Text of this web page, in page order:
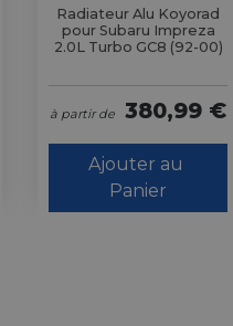
Radiateur Alu Koyorad
pour Subaru Impreza
2.0L Turbo GC8 (92-00)
à partir de 380,99 €
Ajouter au
Panier